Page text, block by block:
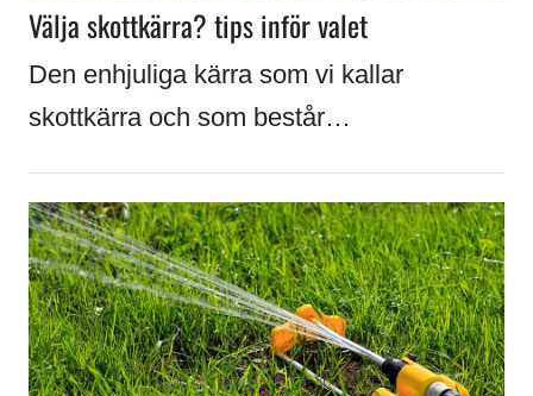
Välja skottkärra? tips inför valet
Den enhjuliga kärra som vi kallar
skottkärra och som består…